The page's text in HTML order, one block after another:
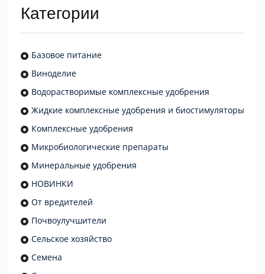
Категории
Базовое питание
Виноделие
Водорастворимые комплексные удобрения
Жидкие комплексные удобрения и биостимуляторы
Комплексные удобрения
Микробиологические препараты
Минеральные удобрения
НОВИНКИ
От вредителей
Почвоулучшители
Сельское хозяйство
Семена